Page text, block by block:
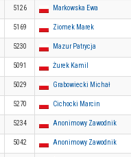
5126 Markowska Ewa
5169 Ziomek Marek
5230 Mazur Patrycja
5091 Żurek Kamil
5029 Grabowiecki Michał
5270 Cichocki Marcin
5234 Anonimowy Zawodnik
5042 Anonimowy Zawodnik